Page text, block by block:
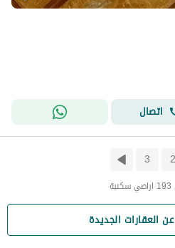
اتصال
2
3
العقارات الجديدة